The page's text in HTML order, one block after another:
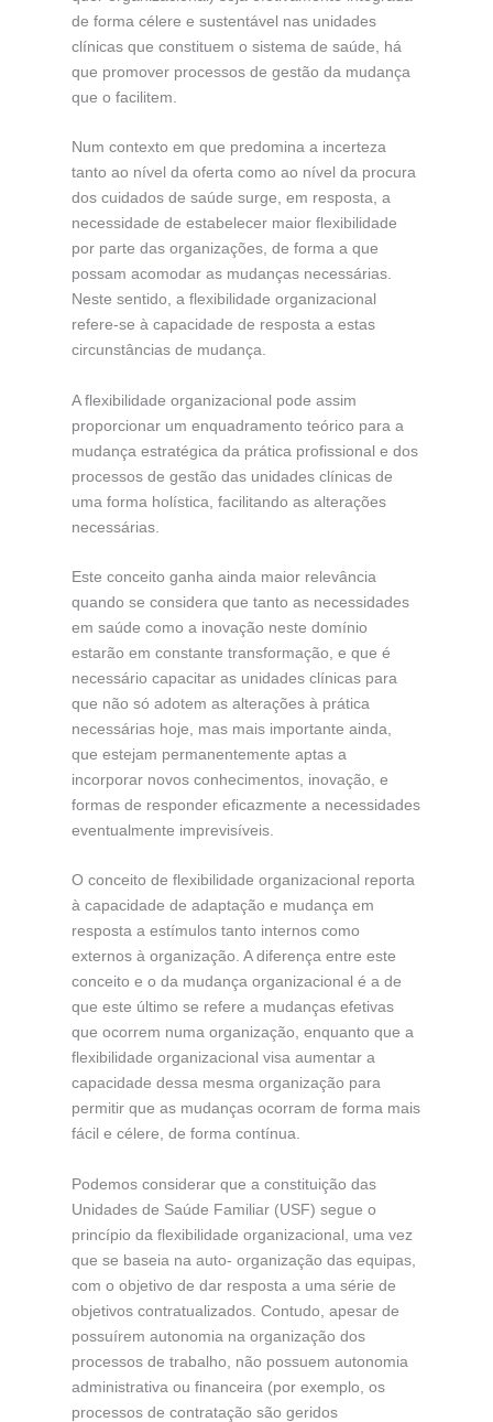
de forma célere e sustentável nas unidades
clínicas que constituem o sistema de saúde, há
que promover processos de gestão da mudança
que o facilitem.
Num contexto em que predomina a incerteza
tanto ao nível da oferta como ao nível da procura
dos cuidados de saúde surge, em resposta, a
necessidade de estabelecer maior flexibilidade
por parte das organizações, de forma a que
possam acomodar as mudanças necessárias.
Neste sentido, a flexibilidade organizacional
refere-se à capacidade de resposta a estas
circunstâncias de mudança.
A flexibilidade organizacional pode assim
proporcionar um enquadramento teórico para a
mudança estratégica da prática profissional e dos
processos de gestão das unidades clínicas de
uma forma holística, facilitando as alterações
necessárias.
Este conceito ganha ainda maior relevância
quando se considera que tanto as necessidades
em saúde como a inovação neste domínio
estarão em constante transformação, e que é
necessário capacitar as unidades clínicas para
que não só adotem as alterações à prática
necessárias hoje, mas mais importante ainda,
que estejam permanentemente aptas a
incorporar novos conhecimentos, inovação, e
formas de responder eficazmente a necessidades
eventualmente imprevisíveis.
O conceito de flexibilidade organizacional reporta
à capacidade de adaptação e mudança em
resposta a estímulos tanto internos como
externos à organização. A diferença entre este
conceito e o da mudança organizacional é a de
que este último se refere a mudanças efetivas
que ocorrem numa organização, enquanto que a
flexibilidade organizacional visa aumentar a
capacidade dessa mesma organização para
permitir que as mudanças ocorram de forma mais
fácil e célere, de forma contínua.
Podemos considerar que a constituição das
Unidades de Saúde Familiar (USF) segue o
princípio da flexibilidade organizacional, uma vez
que se baseia na auto- organização das equipas,
com o objetivo de dar resposta a uma série de
objetivos contratualizados. Contudo, apesar de
possuírem autonomia na organização dos
processos de trabalho, não possuem autonomia
administrativa ou financeira (por exemplo, os
processos de contratação são geridos